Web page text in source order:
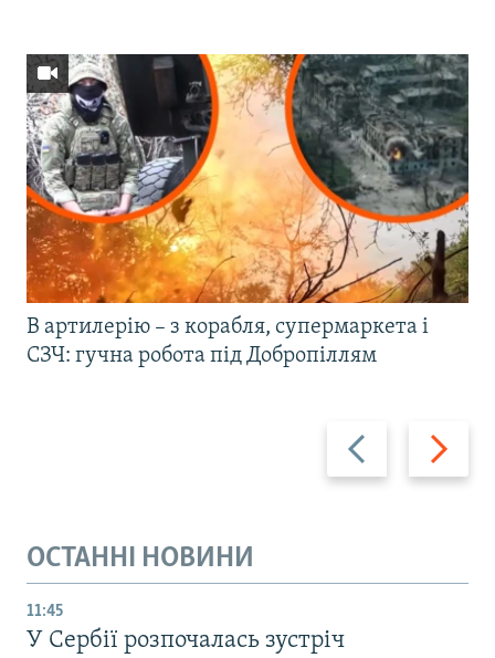
Назад Вперед
В артилерію – з корабля, супермаркета і
СЗЧ: гучна робота під Добропіллям
ОСТАННІ НОВИНИ
11:45
У Сербії розпочалась зустріч